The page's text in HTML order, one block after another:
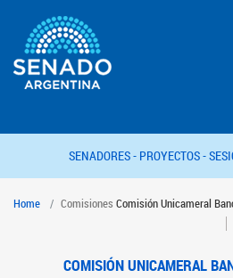
SENADORES - PROYECTOS -
Home Comisiones Comisión Unicameral
COMISIÓN UNICAMERAL